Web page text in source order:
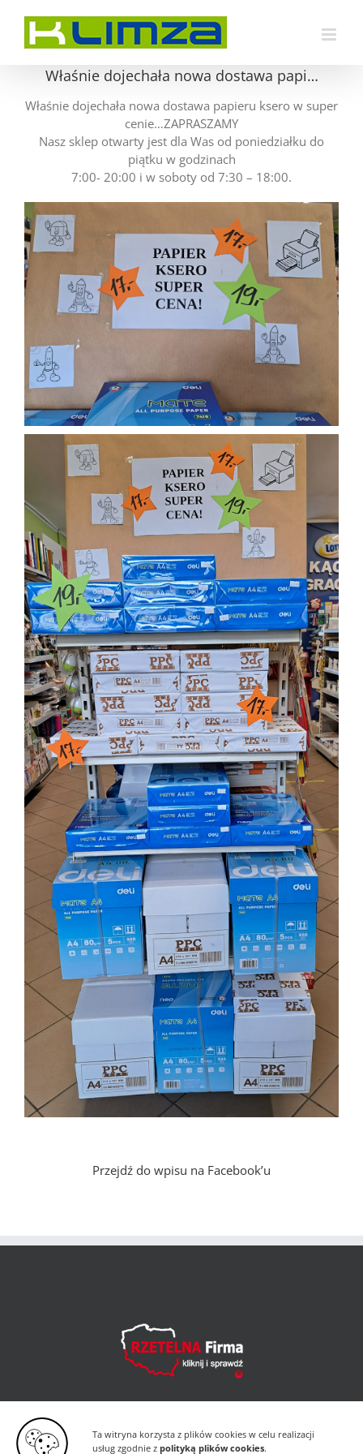
Ta witryna korzysta z plików cookies w celu realizacji
usług zgodnie z polityką plików cookies.
zawartości
Właśnie dojechała nowa dostawa papi…
Właśnie dojechała nowa dostawa papieru ksero w super
cenie…ZAPRASZAMY
Nasz sklep otwarty jest dla Was od poniedziałku do
piątku w godzinach
7:00- 20:00 i w soboty od 7:30 – 18:00.
Przejdź do wpisu na Facebook’u